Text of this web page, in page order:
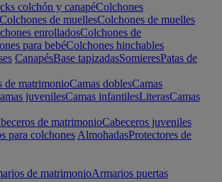
colchón y canapéColchones
Colchones de muellesColchones de muelles
enrolladosColchones de
para bebéColchones hinchables
CanapésBase tapizadasSomieresPatas de
de matrimonioCamas doblesCamas
juvenilesCamas infantilesLiterasCamas
de matrimonioCabeceros juveniles
para colchones AlmohadasProtectores de
de matrimonioArmarios puertas